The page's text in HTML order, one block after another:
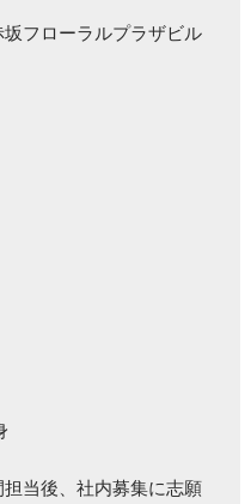
フローラルプラザビル
当後、社内募集に志願